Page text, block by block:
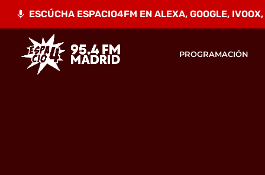
mic ESCÚCHA ESPACIO4FM EN ALEXA, GOOGLE,
PROGRAMACIÓN